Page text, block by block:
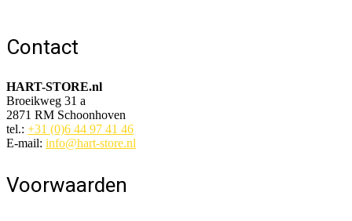
Contact
HART-STORE.nl
Broeikweg 31 a
2871 RM Schoonhoven
tel.: +31 (0)6 44 97 41 46
E-mail: info@hart-store.nl
Voorwaarden